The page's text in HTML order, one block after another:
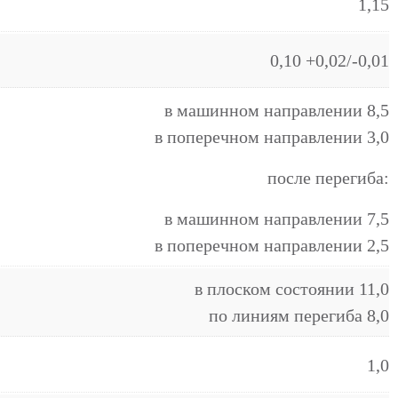
1,15
0,10 +0,02/-0,01
в машинном направлении 8,5
в поперечном направлении 3,0
после перегиба:
в машинном направлении 7,5
в поперечном направлении 2,5
в плоском состоянии 11,0
по линиям перегиба 8,0
1,0